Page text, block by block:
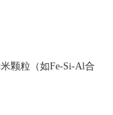
颗粒（如Fe-Si-Al合